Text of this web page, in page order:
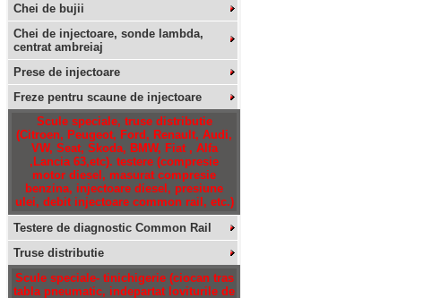
Chei de bujii
Chei de injectoare, sonde lambda,
centrat ambreiaj
Prese de injectoare
Freze pentru scaune de injectoare
Scule speciale, truse distributie
(Citroen, Peugeot, Ford, Renault, Audi,
VW, Seat, Skoda, BMW, Fiat , Alfa
,Lancia 63,etc). testere (compresie
motor diesel, masurat compresie
benzina, injectoare diesel, presiune
ulei, debit injectoare common rail, etc.)
Testere de diagnostic Common Rail
Truse distributie
Scule speciale- tinichigerie (ciocan tras
tabla pneumatic, indepartat loviturile de